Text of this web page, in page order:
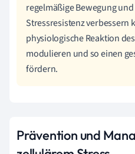
regelmäßige Bewegung
Stressresistenz verbessern
physiologische Reaktion
modulieren und so einen
fördern.
Prävention und